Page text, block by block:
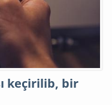
keçirilib, bir